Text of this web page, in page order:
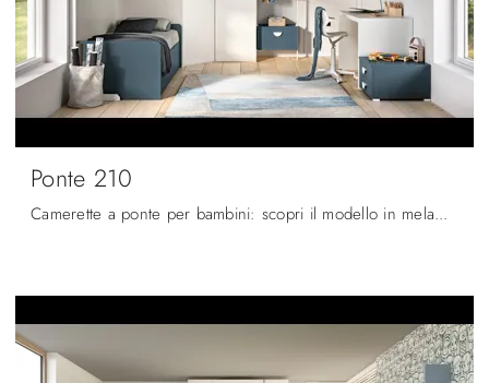
Ponte 210
Camerette a ponte per bambini: scopri il modello in melaminico Ponte 210 di Zg Mobili per stanzette moderne.